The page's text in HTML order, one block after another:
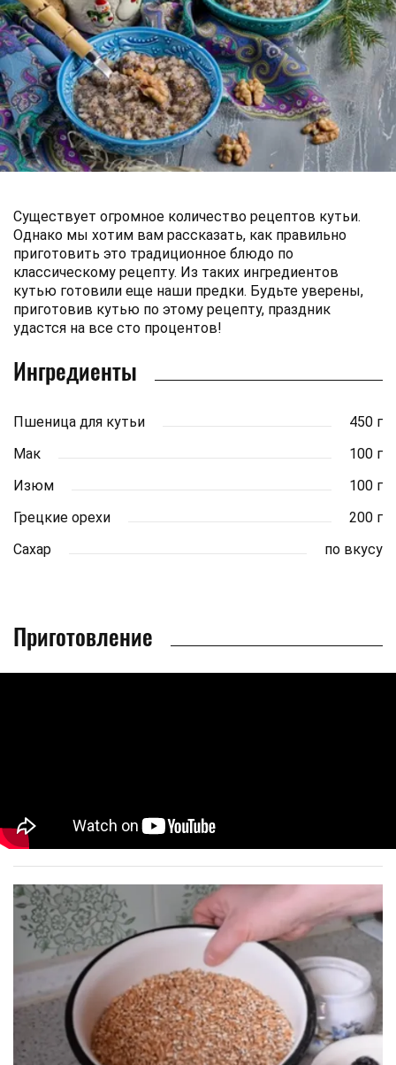
Существует огромное количество рецептов кутьи.
Однако мы хотим вам рассказать, как правильно
приготовить это традиционное блюдо по
классическому рецепту. Из таких ингредиентов
кутью готовили еще наши предки. Будьте уверены,
приготовив кутью по этому рецепту, праздник
удастся на все сто процентов!
Ингредиенты
Пшеница для кутьи
450 г
Мак
100 г
Изюм
100 г
Грецкие орехи
200 г
Сахар
по вкусу
Приготовление